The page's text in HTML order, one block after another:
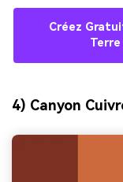
Créez
Terre
4) Canyon